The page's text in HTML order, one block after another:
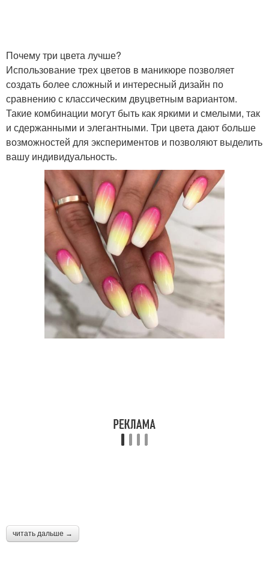
Почему три цвета лучше?
Использование трех цветов в маникюре позволяет
создать более сложный и интересный дизайн по
сравнению с классическим двуцветным вариантом.
Такие комбинации могут быть как яркими и смелыми, так
и сдержанными и элегантными. Три цвета дают больше
возможностей для экспериментов и позволяют выделить
вашу индивидуальность.
читать дальше →